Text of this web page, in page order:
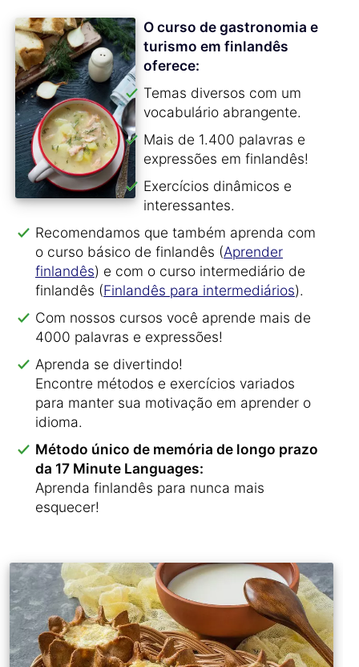
O curso de gastronomia e
turismo em finlandês
oferece:
Temas diversos com um
vocabulário abrangente.
Mais de 1.400 palavras e
expressões em finlandês!
Exercícios dinâmicos e
interessantes.
Recomendamos que também aprenda com
o curso básico de finlandês (Aprender
finlandês) e com o curso intermediário de
finlandês (Finlandês para intermediários).
Com nossos cursos você aprende mais de
4000 palavras e expressões!
Aprenda se divertindo!
Encontre métodos e exercícios variados
para manter sua motivação em aprender o
idioma.
Método único de memória de longo prazo
da 17 Minute Languages:
Aprenda finlandês para nunca mais
esquecer!